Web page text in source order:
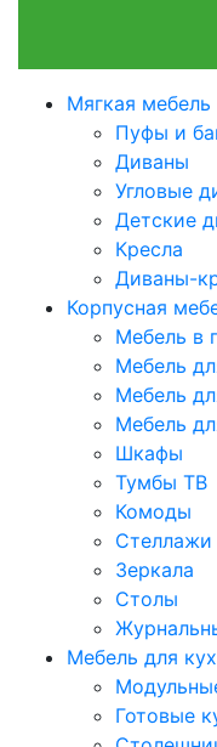
Мягкая мебель
Пуфы и
Диваны
Угловые
Детские
Кресла
Диваны-
Корпусная
Мебель в
Мебель
Мебель
Мебель
Шкафы
Тумбы ТВ
Комоды
Стеллажи
Зеркала
Столы
Мебель для
Готовые